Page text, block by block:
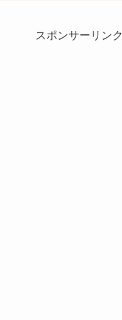
スポンサーリンク